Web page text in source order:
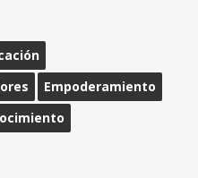
Empoderamiento